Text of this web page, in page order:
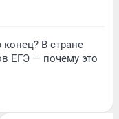
В стране
ЕГЭ — почему это